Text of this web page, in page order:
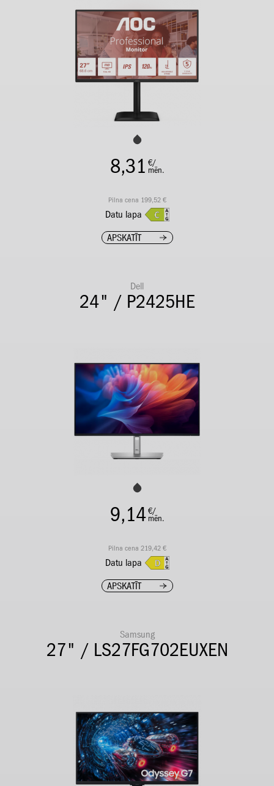
8,31 €/
mēn.
Pilna cena 199,52 €
Datu lapa
APSKATĪT
Dell
24" / P2425HE
9,14 €/
mēn.
Pilna cena 219,42 €
Datu lapa
APSKATĪT
Samsung
27" / LS27FG702EUXEN